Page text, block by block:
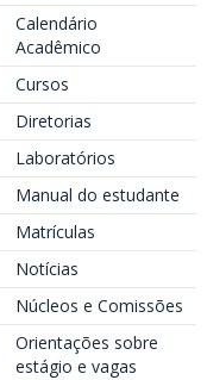
Calendário
Acadêmico
Cursos
Diretorias
Laboratórios
Manual do estudante
Matrículas
Notícias
Núcleos e Comissões
Orientações sobre
estágio e vagas